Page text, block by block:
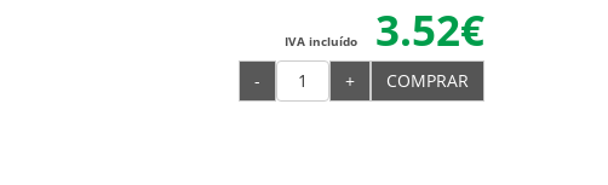
3.52€
IVA incluído
- + COMPRAR